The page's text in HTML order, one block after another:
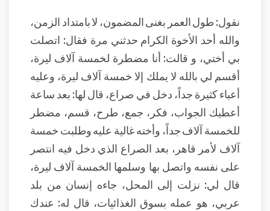
نقول: طول العمر بغنى المضمون، لا بامتداد الزمن،
والله أحد الأخوة الكرام حدثني مرة فقال: اتصلت
بي أختي، و قالت: أنا مضطرة لخمسة آلاف ليرة،
أقسم لي بالله لا يملك إلا خمسة آلاف ليرة، وعليه
أعباء كثيرة جداً، دخل في صراع، قال لها: بعد ساعة
أعطيك الجواب، فكر، جمع، طرح، قسم، مضطر
للخمسة آلاف جداً، وأخته غالية عليه وطلبت خمسة
آلاف لأمر قاهر، بعد الصراع الذي دخل فيه انتصر
على نفسه واتصل بها وسلمها الخمسة آلاف ليرة،
قال لي: نزلت إلى المحل، جاءه إنسان من بلد
عربي، هو عمله بسوق الغذائيات، قال له: عندك